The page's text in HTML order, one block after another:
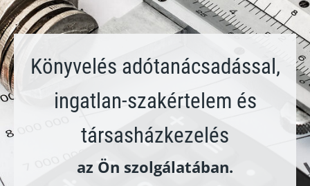
Könyvelés adótanácsadással,
ingatlan-szakértelem és
társasházkezelés
az Ön szolgálatában.